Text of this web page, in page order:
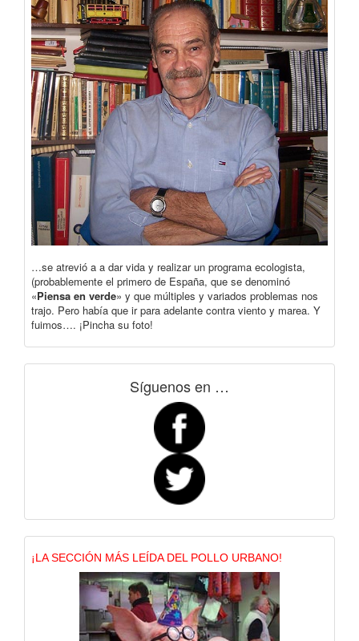
…se atrevió a a dar vida y realizar un programa ecologista,
(probablemente el primero de España, que se denominó
«Piensa en verde» y que múltiples y variados problemas nos
trajo. Pero había que ir para adelante contra viento y marea. Y
fuimos…. ¡Pincha su foto!
Síguenos en …
¡LA SECCIÓN MÁS LEÍDA DEL POLLO URBANO!